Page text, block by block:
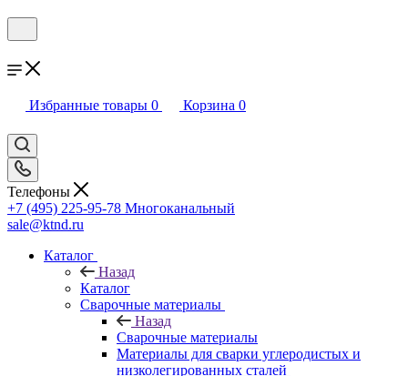
Избранные товары 0 Корзина 0
Телефоны
+7 (495) 225-95-78 Многоканальный
sale@ktnd.ru
Каталог
Назад
Каталог
Сварочные материалы
Назад
Сварочные материалы
Материалы для сварки углеродистых и
низколегированных сталей